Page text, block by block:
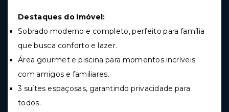
Destaques do Imóvel:
Sobrado moderno e completo, perfeito para família
que busca conforto e lazer.
Área gourmet e piscina para momentos incríveis
com amigos e familiares.
3 suítes espaçosas, garantindo privacidade para
todos.